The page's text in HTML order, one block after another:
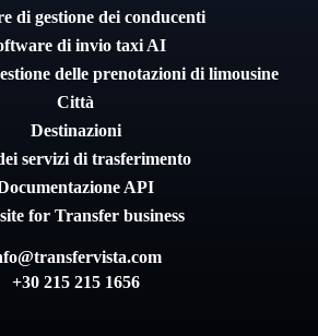
di gestione dei conducenti
di invio taxi AI
delle prenotazioni di limousine
Città
Destinazioni
servizi di trasferimento
API
for Transfer business
+30 215 215 1656